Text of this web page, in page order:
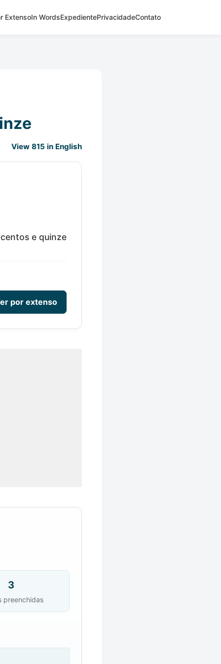
ExtensoIn WordsExpedientePrivacidadeContato
View 815 in English
e quinze
por extenso
3
preenchidas